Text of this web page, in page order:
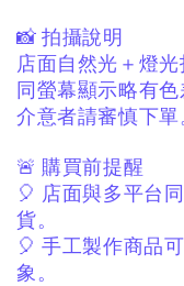
📸 拍攝說明
店面自然光＋燈光
同螢幕顯示略有色
介意者請審慎下單
🚨 購買前提醒
🎈 店面與多平台
貨。
🎈 手工製作商品
象。